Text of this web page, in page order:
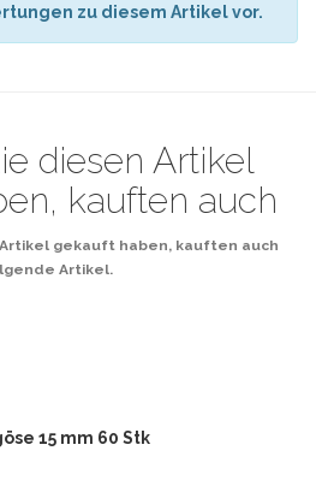
zu diesem Artikel vor.
diesen Artikel
kauften auch
gekauft haben, kauften auch
Artikel.